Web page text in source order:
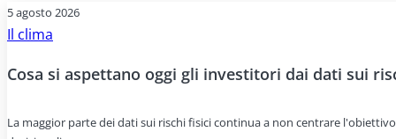
5 agosto 2026
Il clima
Cosa si aspettano oggi gli investitori dai dati sui
La maggior parte dei dati sui rischi fisici continua a non centrare